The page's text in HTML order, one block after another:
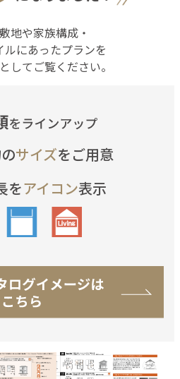
地や家族構成・
ルにあったプランを
してご覧ください。
サイズをご用意
をアイコン表示